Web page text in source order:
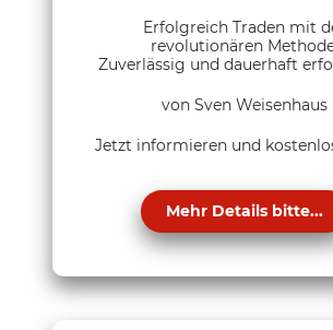
Erfolgreich Traden mit
revolutionären
Zuverlässig und dauerhaft
von Sven Weisenhaus
Jetzt informieren und
Mehr Details bitte...